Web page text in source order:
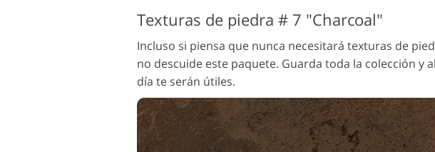
Texturas de piedra # 7 "Charcoal"
Incluso si piensa que nunca necesitará texturas de
no descuide este paquete. Guarda toda la colección y
día te serán útiles.